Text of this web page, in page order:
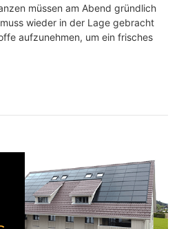
müssen am Abend gründlich
wieder in der Lage gebracht
aufzunehmen, um ein frisches